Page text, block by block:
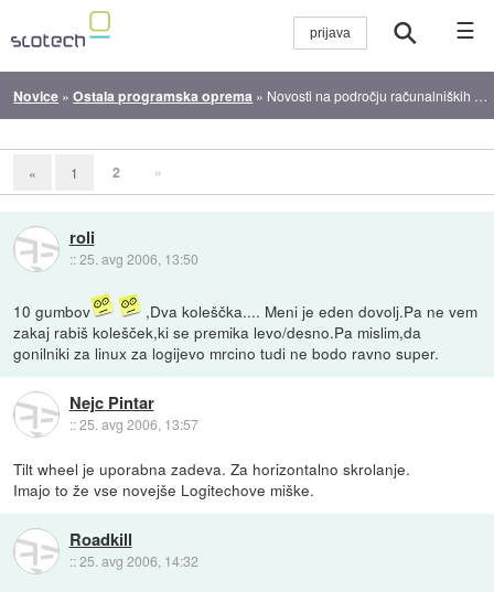
☰
Novice »Ostala programska oprema » Novosti na področju računalniških mišk
« 1 2 »
roli
::25. avg 2006, 13:50
10 gumbov
,Dva koleščka.... Meni je eden dovolj.Pa ne vem
zakaj rabiš kolešček,ki se premika levo/desno.Pa mislim,da
gonilniki za linux za logijevo mrcino tudi ne bodo ravno super.
Nejc Pintar
::25. avg 2006, 13:57
Tilt wheel je uporabna zadeva. Za horizontalno skrolanje.
Imajo to že vse novejše Logitechove miške.
Roadkill
::25. avg 2006, 14:32